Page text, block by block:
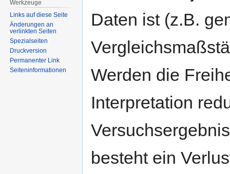
Daten ist (z.B.
Werden die
Interpretation
besteht ein
Werkzeuge
Links auf diese Seite
Änderungen an
verlinkten Seiten
Spezialseiten
Druckversion
Permanenter Link
Seiten­informationen